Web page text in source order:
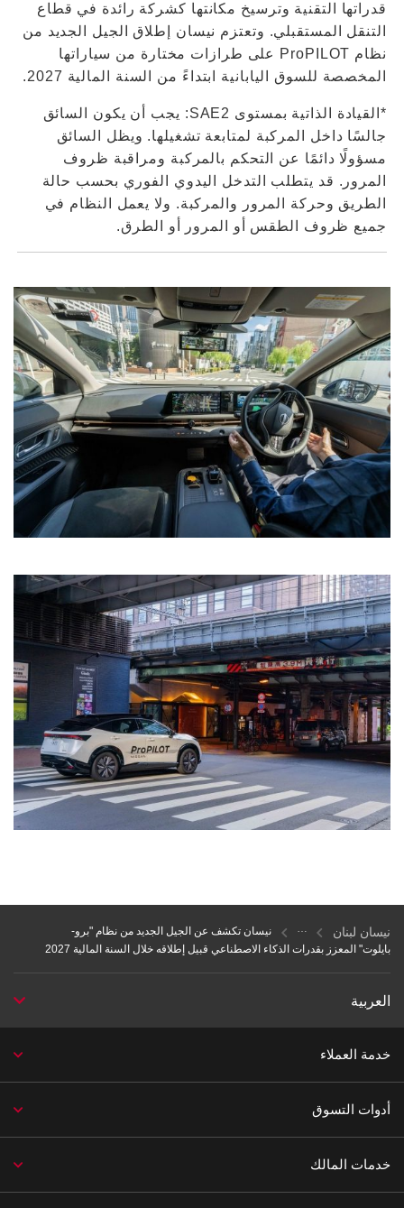
قدراتها التقنية وترسيخ مكانتها كشركة رائدة في قطاع
التنقل المستقبلي. وتعتزم نيسان إطلاق الجيل الجديد من
نظام ProPILOT على طرازات مختارة من سياراتها
المخصصة للسوق اليابانية ابتداءً من السنة المالية 2027.
*القيادة الذاتية بمستوى SAE2: يجب أن يكون السائق
جالسًا داخل المركبة لمتابعة تشغيلها. ويظل السائق
مسؤولًا دائمًا عن التحكم بالمركبة ومراقبة ظروف
المرور. قد يتطلب التدخل اليدوي الفوري بحسب حالة
الطريق وحركة المرور والمركبة. ولا يعمل النظام في
جميع ظروف الطقس أو المرور أو الطرق.
نيسان لبنان
نيسان تكشف عن الجيل الجديد من نظام "برو-
بايلوت" المعزز بقدرات الذكاء الاصطناعي قبيل إطلاقه خلال السنة المالية 2027
العربية
G
E
خدمة العملاء
G
E
أدوات التسوق
G
خدمات المالك